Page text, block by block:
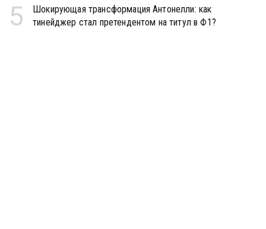
5
Шокирующая трансформация Антонелли: как
тинейджер стал претендентом на титул в Ф1?